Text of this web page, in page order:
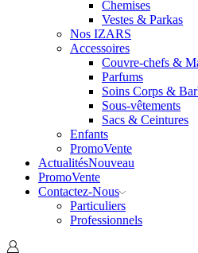
Chemises
Vestes & Parkas
Nos IZARS
Accessoires
Couvre-chefs &
Parfums
Soins Corps &
Sous-vêtements
Sacs & Ceintures
Enfants
PromoVente
ActualitésNouveau
PromoVente
Contactez-Nous
Particuliers
Professionnels